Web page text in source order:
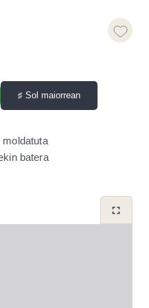
♯ Sol maiorrean
batera